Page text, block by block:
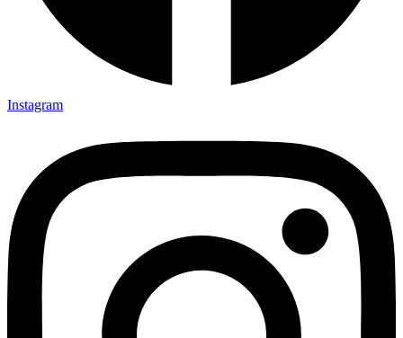
Instagram